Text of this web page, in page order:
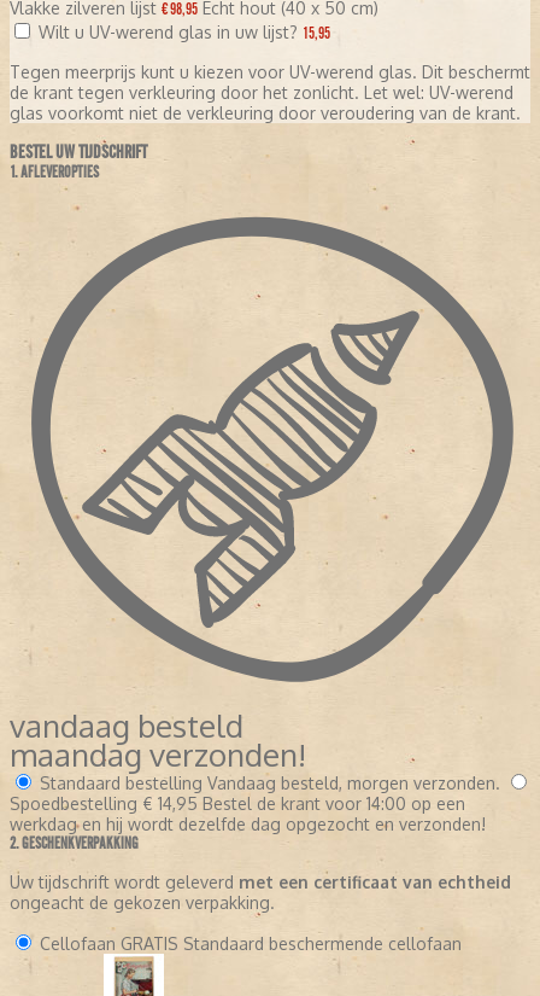
Vlakke zilveren lijst € 98,95 Echt hout (40 x 50 cm)
Wilt u UV-werend glas in uw lijst? 15,95
Tegen meerprijs kunt u kiezen voor UV-werend glas. Dit beschermt
de krant tegen verkleuring door het zonlicht. Let wel: UV-werend
glas voorkomt niet de verkleuring door veroudering van de krant.
BESTEL UW TIJDSCHRIFT
1. AFLEVEROPTIES
vandaag besteld
maandag verzonden!
Standaard bestelling Vandaag besteld, morgen verzonden.
Spoedbestelling € 14,95 Bestel de krant voor 14:00 op een
werkdag en hij wordt dezelfde dag opgezocht en verzonden!
2. GESCHENKVERPAKKING
Uw tijdschrift wordt geleverd met een certificaat van echtheid
ongeacht de gekozen verpakking.
Cellofaan GRATIS Standaard beschermende cellofaan